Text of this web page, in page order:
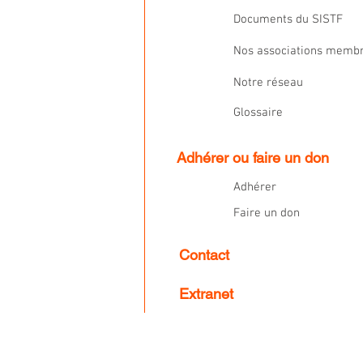
Documents du SISTF
Nos associations
Notre réseau
Glossaire
Adhérer ou faire un don
Adhérer
Faire un don
Contact
Extranet